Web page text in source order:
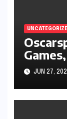
JUN 27,